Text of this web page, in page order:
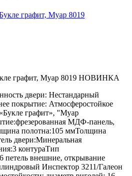
графит, Муар 8019 НОВИНКА
двери: Нестандарный
покрытие: Атмосферостойкое
графит», "Муар
МДФ-панель,
полотна:105 ммТолщина
двери:Минеральная
контураТип
петель внешние, открывание
Инспектор 3211/Галеон